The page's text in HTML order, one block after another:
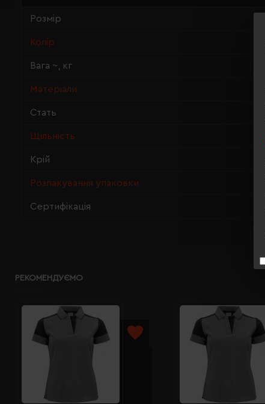
Розмір
Колір
Вага ~, кг
Матеріали
Стать
Щільність
Крій
Розпакування упаковки
Сертифікація
РЕКОМЕНДУЄМО